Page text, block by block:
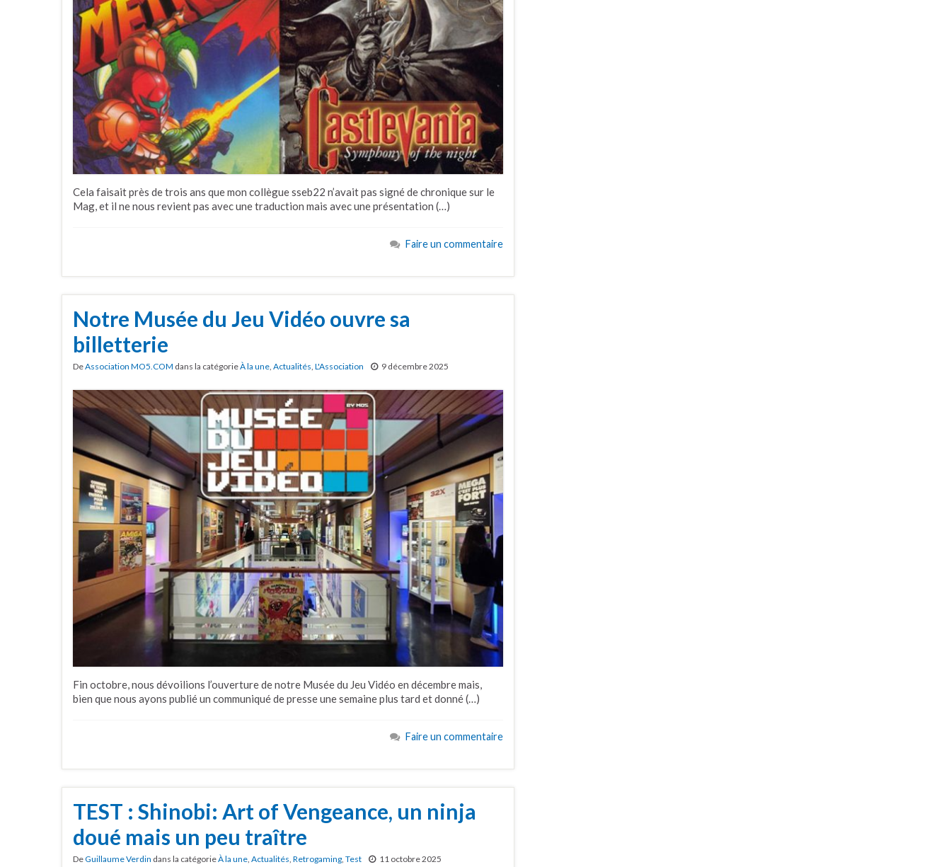
Cela faisait près de trois ans que mon collègue sseb22 n’avait pas signé de chronique sur le
Mag, et il ne nous revient pas avec une traduction mais avec une présentation (…)
Faire un commentaire
Notre Musée du Jeu Vidéo ouvre sa
billetterie
DeAssociation MO5.COM dans la catégorieÀ la une Actualités L'Association 9 décembre 2025
Fin octobre, nous dévoilions l’ouverture de notre Musée du Jeu Vidéo en décembre mais,
bien que nous ayons publié un communiqué de presse une semaine plus tard et donné (…)
Faire un commentaire
TEST : Shinobi: Art of Vengeance, un ninja
doué mais un peu traître
DeGuillaume Verdin dans la catégorieÀ la une, Actualités, Retrogaming, Test 11 octobre 2025